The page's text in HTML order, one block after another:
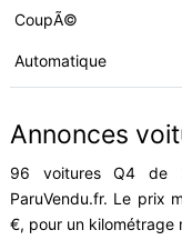
CoupÃ©
Automatique
Annonces
96 voitures Q4 de
ParuVendu.fr. Le prix
€, pour un kilométrage